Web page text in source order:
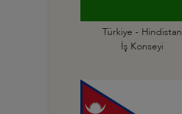
Türkiye - Hindistan
İş Konseyi